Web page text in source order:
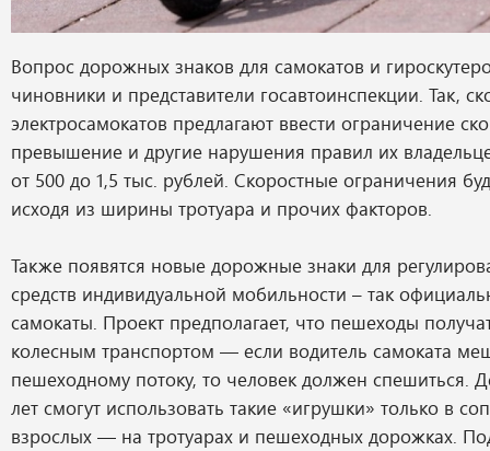
Вопрос дорожных знаков для самокатов и
чиновники и представители госавтоинспекции. Так,
электросамокатов предлагают ввести ограничение
превышение и другие нарушения правил их
от 500 до 1,5 тыс. рублей. Скоростные ограничения
исходя из ширины тротуара и прочих факторов.
Также появятся новые дорожные знаки для
средств индивидуальной мобильности – так
самокаты. Проект предполагает, что пешеходы
колесным транспортом — если водитель самоката
пешеходному потоку, то человек должен спешиться.
лет смогут использовать такие «игрушки» только в
взрослых — на тротуарах и пешеходных дорожках.